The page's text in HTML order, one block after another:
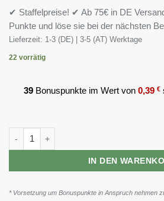
✔ Staffelpreise! ✔ Ab 75€ in DE
Punkte und löse sie bei der nächsten
Lieferzeit: 1-3 (DE) | 3-5 (AT) Werktage
22 vorrätig
39 Bonuspunkte im Wert von 0,39 €
ProFuel CURCUMA Extrakt 90 Kapseln
IN DEN
* Vorsetzung um Bonuspunkte in Anspruch nehmen